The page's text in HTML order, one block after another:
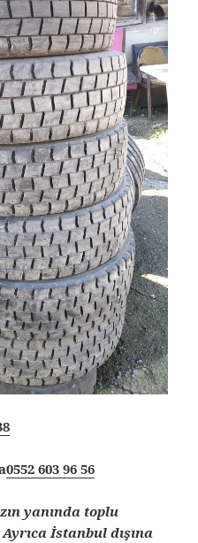
0552 603 96 56
yanında toplu
İstanbul dışına